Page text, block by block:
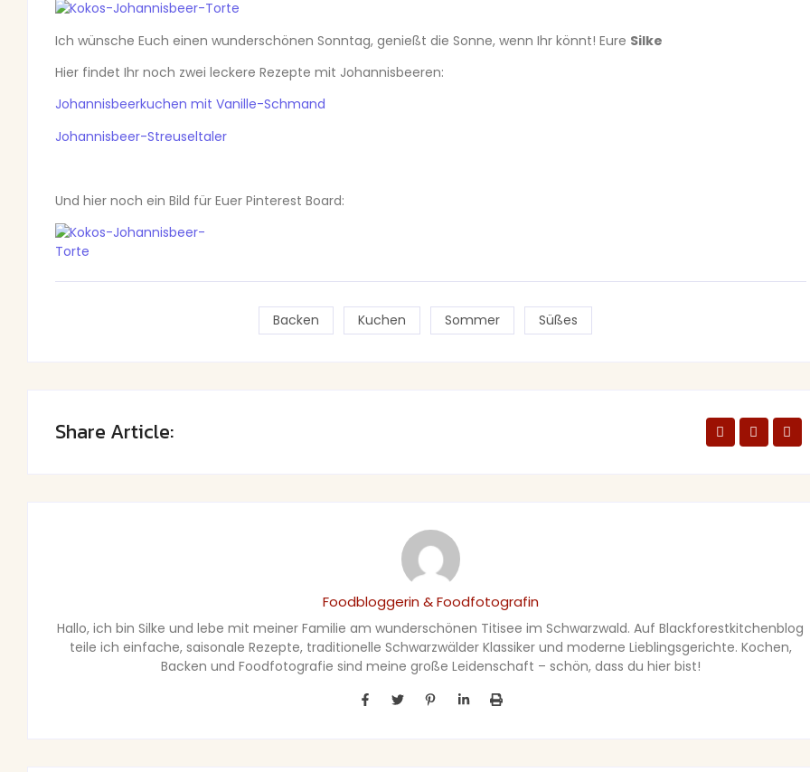
Ich wünsche Euch einen wunderschönen Sonntag, genießt die Sonne, wenn Ihr könnt! Eure Silke
Hier findet Ihr noch zwei leckere Rezepte mit Johannisbeeren:
Johannisbeerkuchen mit Vanille-Schmand
Johannisbeer-Streuseltaler
Und hier noch ein Bild für Euer Pinterest Board:
Backen Kuchen Sommer Süßes
Share Article:
Foodbloggerin & Foodfotografin
Hallo, ich bin Silke und lebe mit meiner Familie am wunderschönen Titisee im Schwarzwald. Auf Blackforestkitchenblog
teile ich einfache, saisonale Rezepte, traditionelle Schwarzwälder Klassiker und moderne Lieblingsgerichte. Kochen,
Backen und Foodfotografie sind meine große Leidenschaft – schön, dass du hier bist!